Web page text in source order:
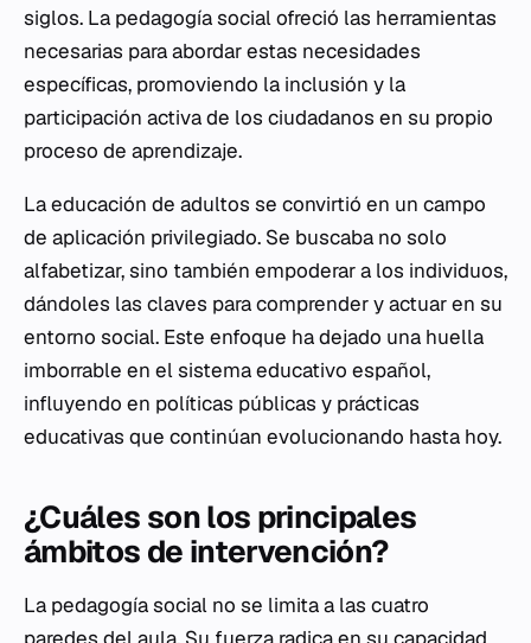
siglos. La pedagogía social ofreció las herramientas
necesarias para abordar estas necesidades
específicas, promoviendo la inclusión y la
participación activa de los ciudadanos en su propio
proceso de aprendizaje.
La educación de adultos se convirtió en un campo
de aplicación privilegiado. Se buscaba no solo
alfabetizar, sino también empoderar a los individuos,
dándoles las claves para comprender y actuar en su
entorno social. Este enfoque ha dejado una huella
imborrable en el sistema educativo español,
influyendo en políticas públicas y prácticas
educativas que continúan evolucionando hasta hoy.
¿Cuáles son los principales
ámbitos de intervención?
La pedagogía social no se limita a las cuatro